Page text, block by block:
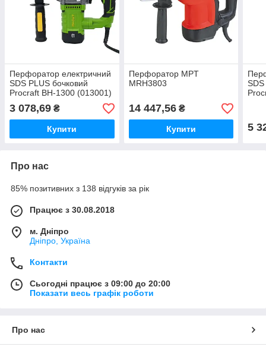
Перфоратор електричний
SDS PLUS бочковий
Procraft BH-1300 (013001)
3 078,69 ₴
Купити
Перфоратор MPT
MRH3803
14 447,56₴
Купити 5
Про нас
85% позитивних з 138 відгуків за рік
Працює з 30.08.2018
м. Дніпро
Дніпро, Україна
Контакти
Сьогодні працює з 09:00 до 20:00
Показати весь графік роботи
Про нас